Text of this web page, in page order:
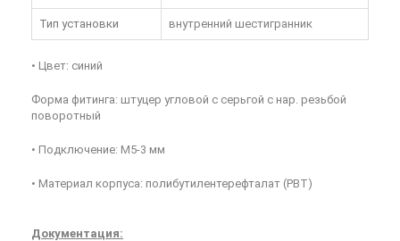
Тип установки внутренний шестигранник
• Цвет: синий
Форма фитинга: штуцер угловой с серьгой с нар. резьбой
поворотный
• Подключение: M5-3 мм
• Материал корпуса: полибутилентерефталат (PBT)
Документация: